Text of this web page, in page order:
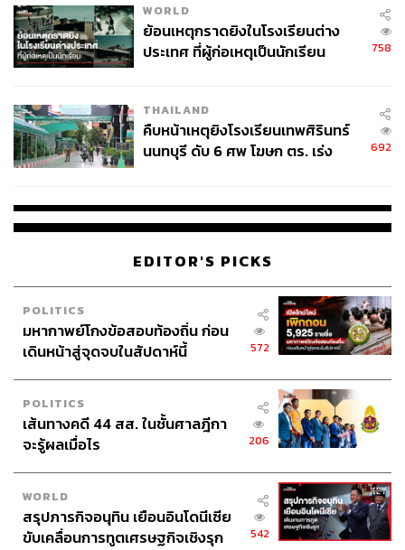
สถานการณ์ราคาน้ำมันปรับตัวสูงขึ้นในระยะเวลาสั้นๆ
ประมาณ 2 เดือน แล้วหลังจากนั้นปรับตัวลดลง
โดยราคาเฉลี่ยน้ำมันดิบดูไบทั้งปีอยู่ที่ 79.36 ดอลลาร์
บาร์เรล หลังจากนั้น 70 ดอลลาร์ต่อบาร์เรล)
ส่วนราคาน้ำมันดีเซลเฉลี่ยทั้งปีอยู่ที่ 33.90 บาทต่อลิตร
(เดือนเม.ย.-พ.ค. อยู่ที่ 44.24 บาทต่อลิตร หลังจากนั้น
ส.ค. อยู่ที่ 3.98 บาทต่อหน่วย เดือนก.ย.-ธ.ค. อยู่ที่ 3.88
อาหารจานเดียวปรับขึ้น 3%
กรณีที่ 2: อัตราเงินเฟ้อคาดการณ์อยู่ที่ 2.5 – 3.5%
เป็นกรณีที่สถานการณ์ลากยาว โดยราคาน้ำมันทรงตัว
อยู่ในระดับสูงอย่างยืดเยื้อ กินเวลาประมาณ 3 เดือน
โดยราคาเฉลี่ยน้ำมันดิบดูไบทั้งปีอยู่ที่ 88.52 ดอลลาร์
ต่อบาร์เรล (เดือนเม.ย.-มิ.ย. อยู่ที่ 120 ดอลลาร์ต่อ
บาร์เรล หลังจากนั้น 80 ดอลลาร์ต่อบาร์เรล)
ส่วนราคาน้ำมันดีเซลเฉลี่ยทั้งปีอยู่ที่ 35.78 บาทต่อลิตร
(เดือนเม.ย.-มิ.ย. อยู่ที่ 44.24 บาทต่อลิตร หลังจากนั้น
32.25 บาทต่อลิตร)
ส่วนค่าไฟเฉลี่ยทั้งปีอยู่ที่ 3.93 บาทต่อหน่วย (เดือนพ.ค-
WORLD
ย้อนเหตุกราดยิงในโรงเรียนต่าง
ประเทศ ที่ผู้ก่อเหตุเป็นนักเรียน
758
THAILAND
คืบหน้าเหตุยิงโรงเรียนเทพศิรินทร์
นนทบุรี ดับ 6 ศพ โฆษก ตร. เร่ง
692
EDITOR'S PICKS
POLITICS
มหากาพย์โกงข้อสอบท้องถิ่น ก่อน
เดินหน้าสู่จุดจบในสัปดาห์นี้
572
POLITICS
เส้นทางคดี 44 สส. ในชั้นศาลฎีกา
จะรู้ผลเมื่อไร
206
WORLD
สรุปภารกิจอนุทิน เยือนอินโดนีเซีย
ขับเคลื่อนการทูตเศรษฐกิจเชิงรุก
542